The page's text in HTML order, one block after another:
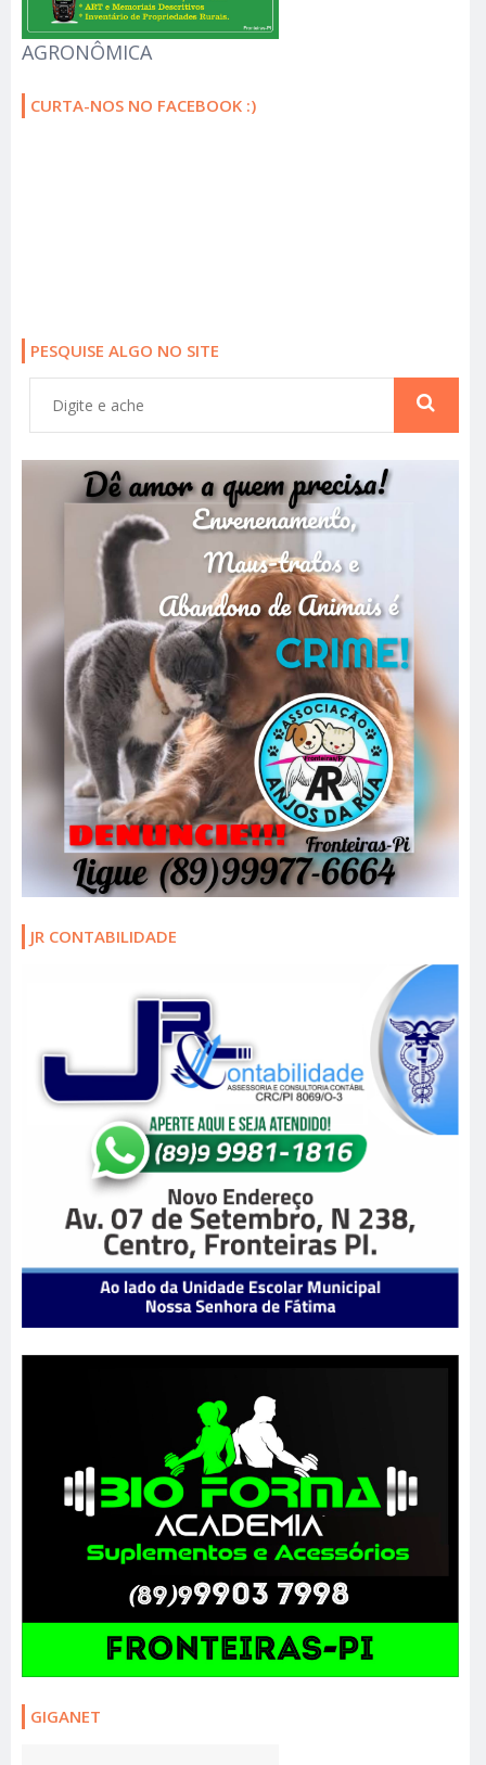
AGRONÔMICA
CURTA-NOS NO FACEBOOK :)
PESQUISE ALGO NO SITE
JR CONTABILIDADE
GIGANET